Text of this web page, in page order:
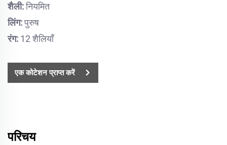
शैली:नियमित
लिंग:पुरुष
रंग: 12 शैलियाँ
एक कोटेशन प्राप्त करें
परिचय